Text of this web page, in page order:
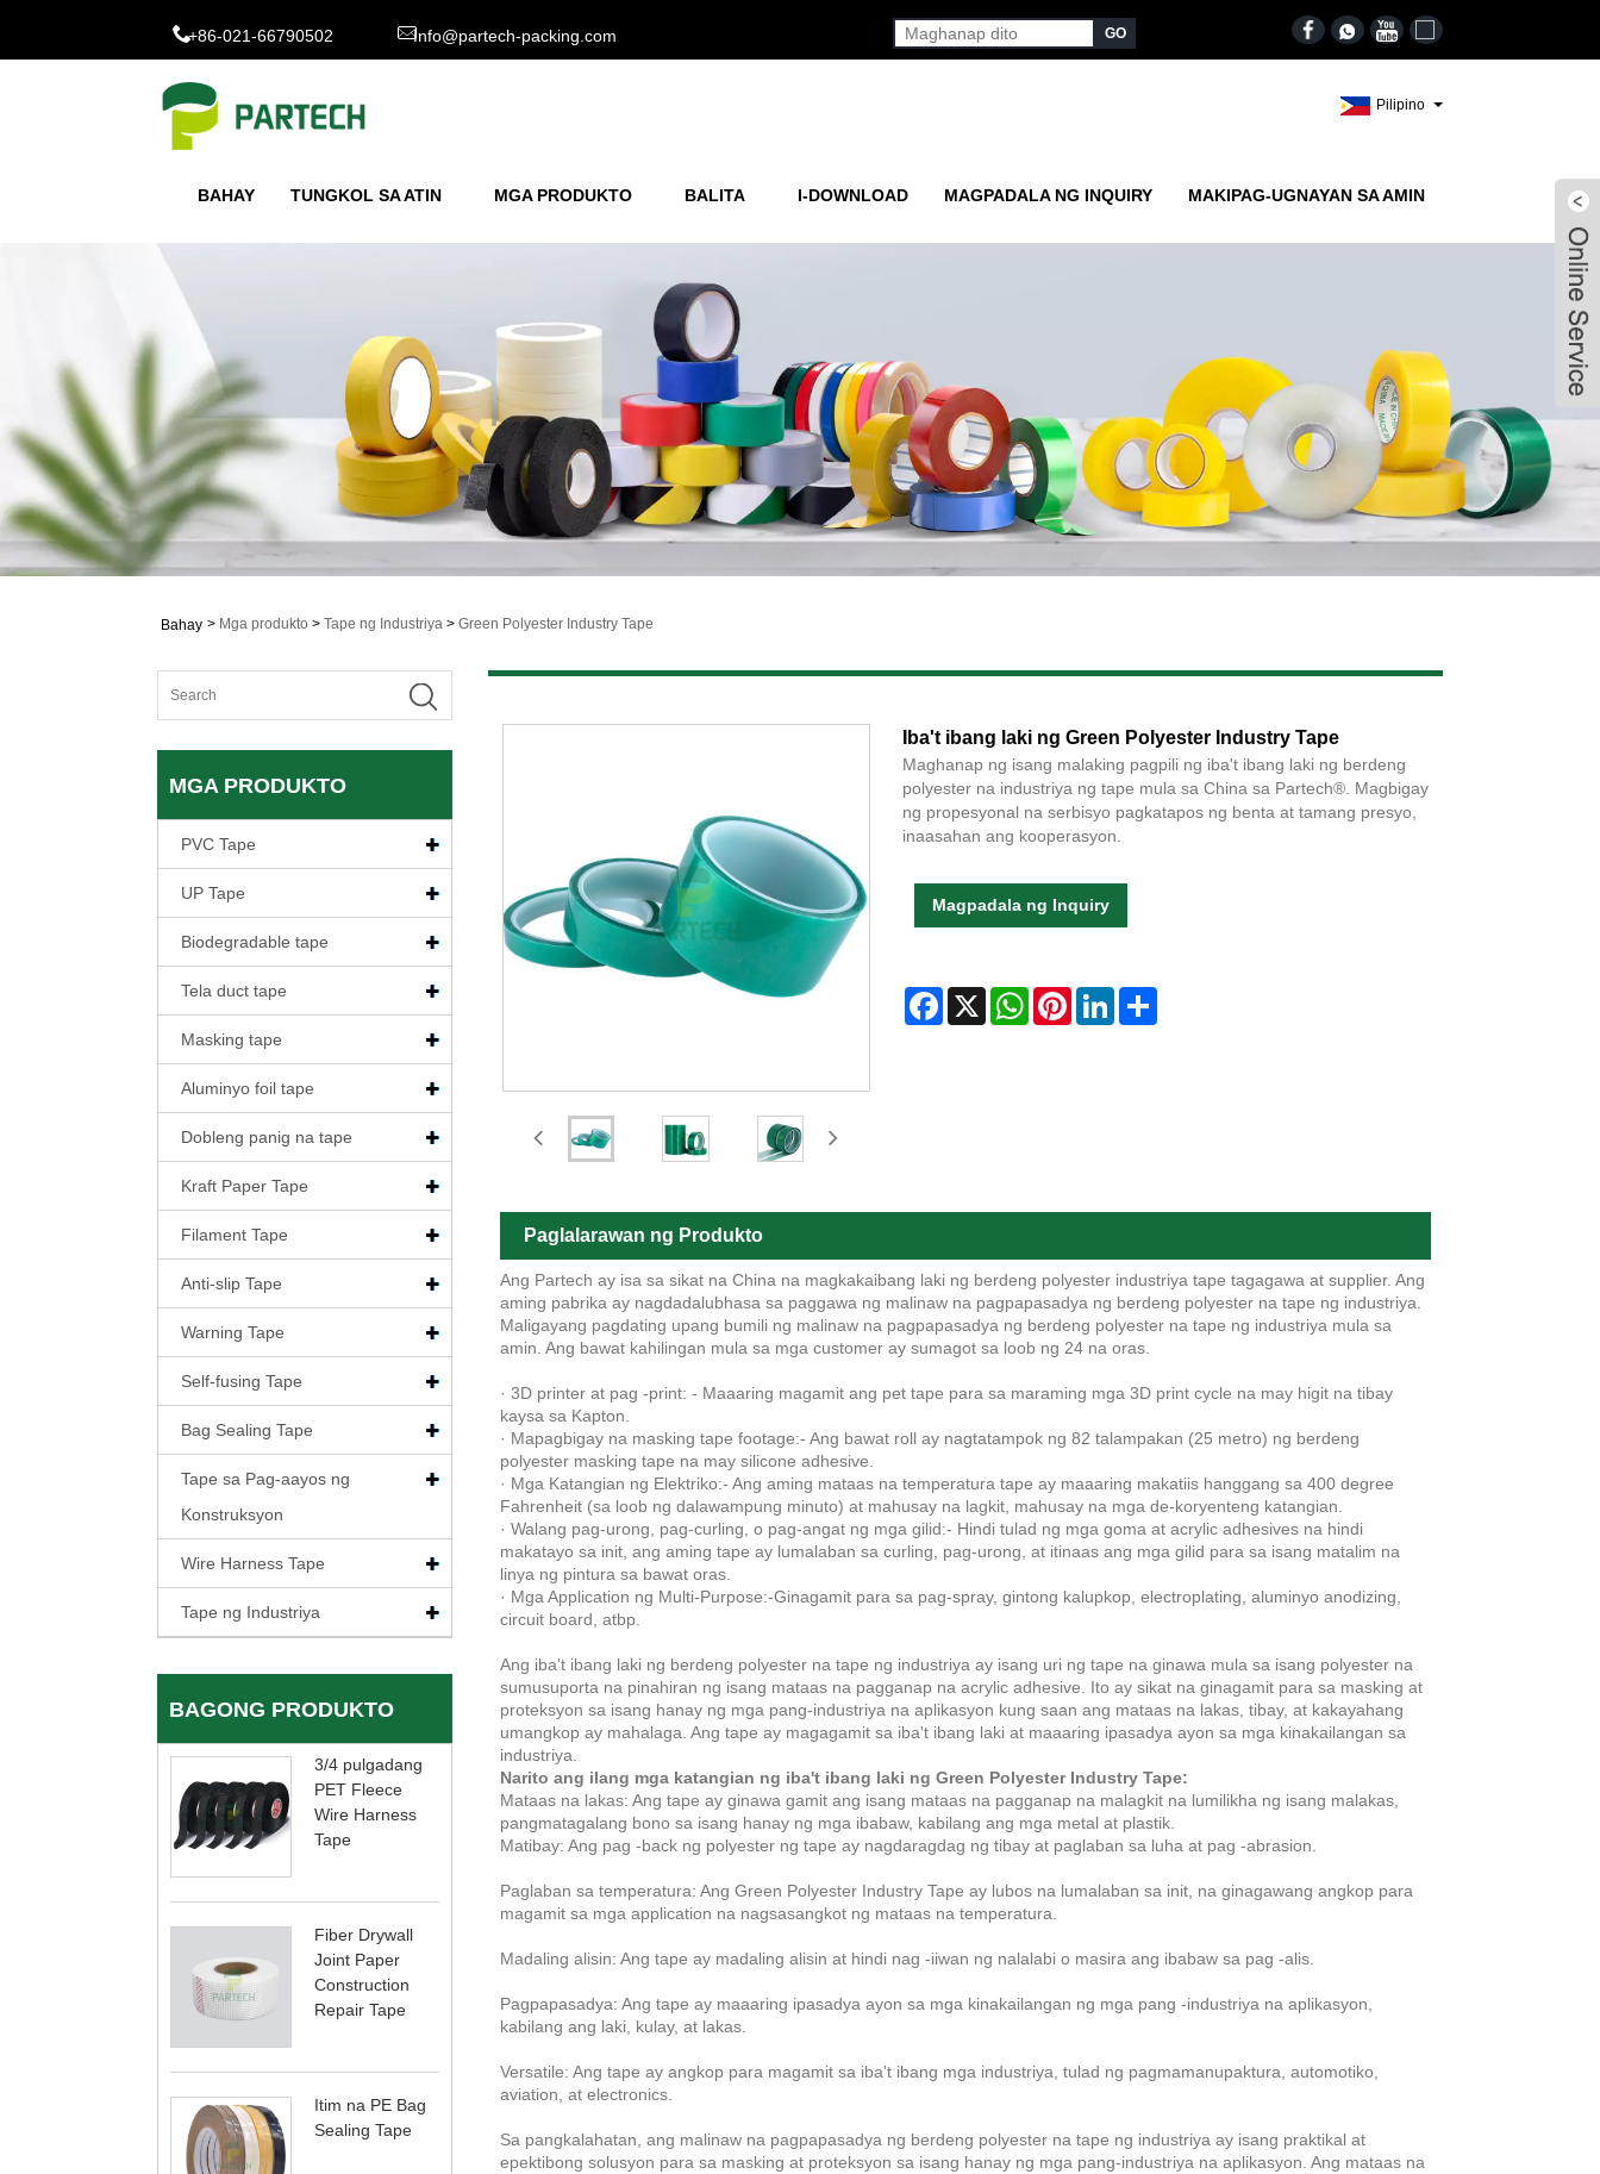
+86-021-66790502 Info@partech-packing.com
Pilipino
BAHAY TUNGKOL SA ATIN MGA PRODUKTO BALITA I-DOWNLOAD MAGPADALA NG INQUIRY MAKIPAG-UGNAYAN SA AMIN
Bahay > Mga produkto > Tape ng Industriya > Green Polyester Industry Tape
MGA PRODUKTO
PVC Tape
UP Tape
Biodegradable tape
Tela duct tape
Masking tape
Aluminyo foil tape
Dobleng panig na tape
Kraft Paper Tape
Filament Tape
Anti-slip Tape
Warning Tape
Self-fusing Tape
Bag Sealing Tape
Tape sa Pag-aayos ng
Konstruksyon
Wire Harness Tape
Tape ng Industriya
BAGONG PRODUKTO
3/4 pulgadang
PET Fleece
Wire Harness
Tape
Fiber Drywall
Joint Paper
Construction
Repair Tape
Itim na PE Bag
Sealing Tape
Iba't ibang laki ng Green Polyester Industry Tape
Maghanap ng isang malaking pagpili ng iba't ibang laki ng berdeng
polyester na industriya ng tape mula sa China sa Partech®. Magbigay
ng propesyonal na serbisyo pagkatapos ng benta at tamang presyo,
inaasahan ang kooperasyon.
Magpadala ng Inquiry
Facebook
X WhatsAppPinterestLinkedInShare
Paglalarawan ng Produkto
Ang Partech ay isa sa sikat na China na magkakaibang laki ng berdeng polyester industriya tape tagagawa at supplier. Ang
aming pabrika ay nagdadalubhasa sa paggawa ng malinaw na pagpapasadya ng berdeng polyester na tape ng industriya.
Maligayang pagdating upang bumili ng malinaw na pagpapasadya ng berdeng polyester na tape ng industriya mula sa
amin. Ang bawat kahilingan mula sa mga customer ay sumagot sa loob ng 24 na oras.
· 3D printer at pag -print: - Maaaring magamit ang pet tape para sa maraming mga 3D print cycle na may higit na tibay
kaysa sa Kapton.
· Mapagbigay na masking tape footage:- Ang bawat roll ay nagtatampok ng 82 talampakan (25 metro) ng berdeng
polyester masking tape na may silicone adhesive.
· Mga Katangian ng Elektriko:- Ang aming mataas na temperatura tape ay maaaring makatiis hanggang sa 400 degree
Fahrenheit (sa loob ng dalawampung minuto) at mahusay na lagkit, mahusay na mga de-koryenteng katangian.
· Walang pag-urong, pag-curling, o pag-angat ng mga gilid:- Hindi tulad ng mga goma at acrylic adhesives na hindi
makatayo sa init, ang aming tape ay lumalaban sa curling, pag-urong, at itinaas ang mga gilid para sa isang matalim na
linya ng pintura sa bawat oras.
· Mga Application ng Multi-Purpose:-Ginagamit para sa pag-spray, gintong kalupkop, electroplating, aluminyo anodizing,
circuit board, atbp.
Ang iba't ibang laki ng berdeng polyester na tape ng industriya ay isang uri ng tape na ginawa mula sa isang polyester na
sumusuporta na pinahiran ng isang mataas na pagganap na acrylic adhesive. Ito ay sikat na ginagamit para sa masking at
proteksyon sa isang hanay ng mga pang-industriya na aplikasyon kung saan ang mataas na lakas, tibay, at kakayahang
umangkop ay mahalaga. Ang tape ay magagamit sa iba't ibang laki at maaaring ipasadya ayon sa mga kinakailangan sa
industriya.
Narito ang ilang mga katangian ng iba't ibang laki ng Green Polyester Industry Tape:
Mataas na lakas: Ang tape ay ginawa gamit ang isang mataas na pagganap na malagkit na lumilikha ng isang malakas,
pangmatagalang bono sa isang hanay ng mga ibabaw, kabilang ang mga metal at plastik.
Matibay: Ang pag -back ng polyester ng tape ay nagdaragdag ng tibay at paglaban sa luha at pag -abrasion.
Paglaban sa temperatura: Ang Green Polyester Industry Tape ay lubos na lumalaban sa init, na ginagawang angkop para
magamit sa mga application na nagsasangkot ng mataas na temperatura.
Madaling alisin: Ang tape ay madaling alisin at hindi nag -iiwan ng nalalabi o masira ang ibabaw sa pag -alis.
Pagpapasadya: Ang tape ay maaaring ipasadya ayon sa mga kinakailangan ng mga pang -industriya na aplikasyon,
kabilang ang laki, kulay, at lakas.
Versatile: Ang tape ay angkop para magamit sa iba't ibang mga industriya, tulad ng pagmamanupaktura, automotiko,
aviation, at electronics.
Sa pangkalahatan, ang malinaw na pagpapasadya ng berdeng polyester na tape ng industriya ay isang praktikal at
epektibong solusyon para sa masking at proteksyon sa isang hanay ng mga pang-industriya na aplikasyon. Ang mataas na